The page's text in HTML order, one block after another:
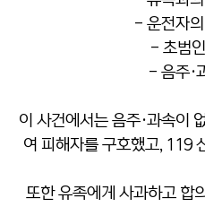
- 운전자
- 초범
- 음주·
이 사건에서는 음주·과속이
여 피해자를 구호했고, 119
또한 유족에게 사과하고 합